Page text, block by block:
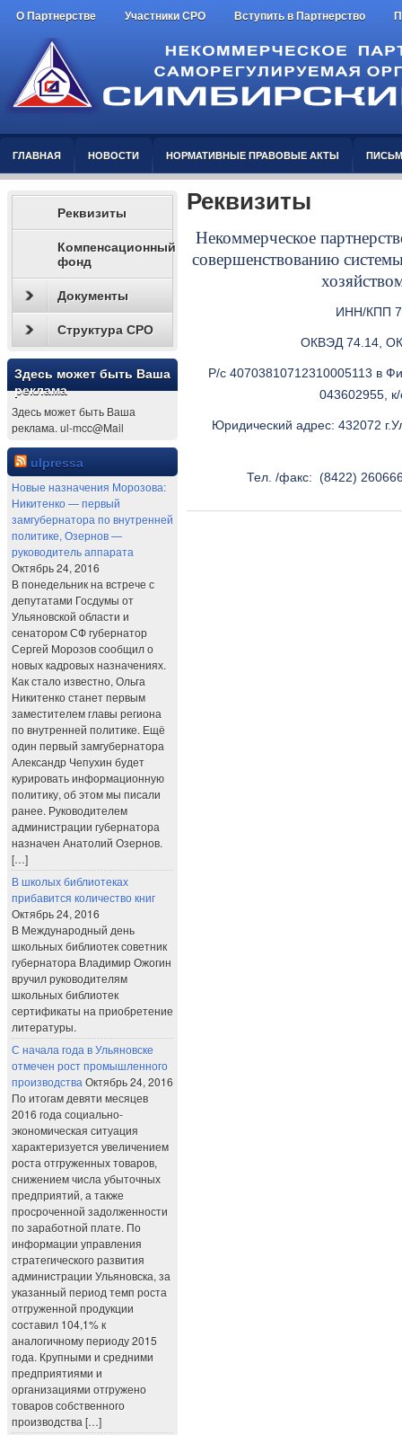
О Партнерстве Участники СРО Вступить в Партнерство
ГЛАВНАЯ НОВОСТИ НОРМАТИВНЫЕ ПРАВОВЫЕ АКТЫ
Реквизиты
Компенсационный
фонд
Документы
Структура СРО
Здесь может быть Ваша
реклама
Здесь может быть Ваша
реклама. ul-mcc@Mail
ulpressa
Новые назначения Морозова:
Никитенко — первый
замгубернатора по внутренней
политике, Озернов —
руководитель аппарата
Октябрь 24, 2016
В понедельник на встрече с
депутатами Госдумы от
Ульяновской области и
сенатором СФ губернатор
Сергей Морозов сообщил о
новых кадровых назначениях.
Как стало известно, Ольга
Никитенко станет первым
заместителем главы региона
по внутренней политике. Ещё
один первый замгубернатора
Александр Чепухин будет
курировать информационную
политику, об этом мы писали
ранее. Руководителем
администрации губернатора
назначен Анатолий Озернов.
[…]
В школых библиотеках
прибавится количество книг
Октябрь 24, 2016
В Международный день
школьных библиотек советник
губернатора Владимир Ожогин
вручил руководителям
школьных библиотек
сертификаты на приобретение
литературы.
С начала года в Ульяновске
отмечен рост промышленного
производства Октябрь 24, 2016
По итогам девяти месяцев
2016 года социально-
экономическая ситуация
характеризуется увеличением
роста отгруженных товаров,
снижением числа убыточных
предприятий, а также
просроченной задолженности
по заработной плате. По
информации управления
стратегического развития
администрации Ульяновска, за
указанный период темп роста
отгруженной продукции
составил 104,1% к
аналогичному периоду 2015
года. Крупными и средними
предприятиями и
организациями отгружено
товаров собственного
производства […]
Реквизиты
Некоммерческое
совершенствованию
ИНН/КПП
ОКВЭД 74.14,
Р/с 40703810712310005113 в
043602955,
Юридический адрес: 432072
Тел. /факс: (8422)